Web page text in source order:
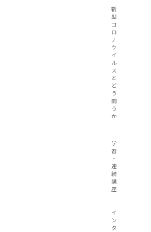
新
型
コ
ロ
ナ
ウ
イ
ル
ス
と
ど
う
闘
う
か
学
習
・
連
続
講
座
イ
ン
タ